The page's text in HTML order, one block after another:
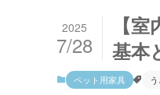
【
基本
2025
7/28
ペット用家具